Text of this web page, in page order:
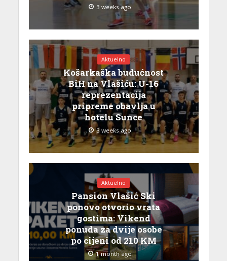
3 weeks ago
Aktuelno
Košarkaška budućnost
BiH na Vlašiću: U-16
reprezentacija
pripreme obavlja u
hotelu Sunce
3 weeks ago
Aktuelno
Pansion Vlašić Ski
ponovo otvorio vrata
gostima: Vikend
ponuda za dvije osobe
po cijeni od 210 KM
1 month ago